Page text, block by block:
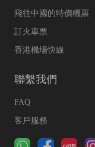
飛往中國的特價機票
訂火車票
香港機場快線
聯繫我們
FAQ
客戶服務